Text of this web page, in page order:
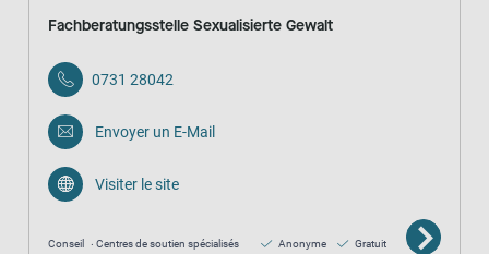
Fachberatungsstelle Sexualisierte Gewalt
0731 28042
Envoyer un E-Mail
Visiter le site
Conseil Centres de soutien spécialisés Anonyme Gratuit